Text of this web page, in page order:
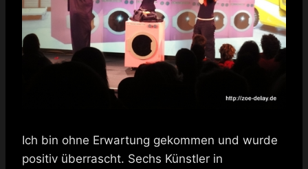
Ich bin ohne Erwartung gekommen und wurde
positiv überrascht. Sechs Künstler in